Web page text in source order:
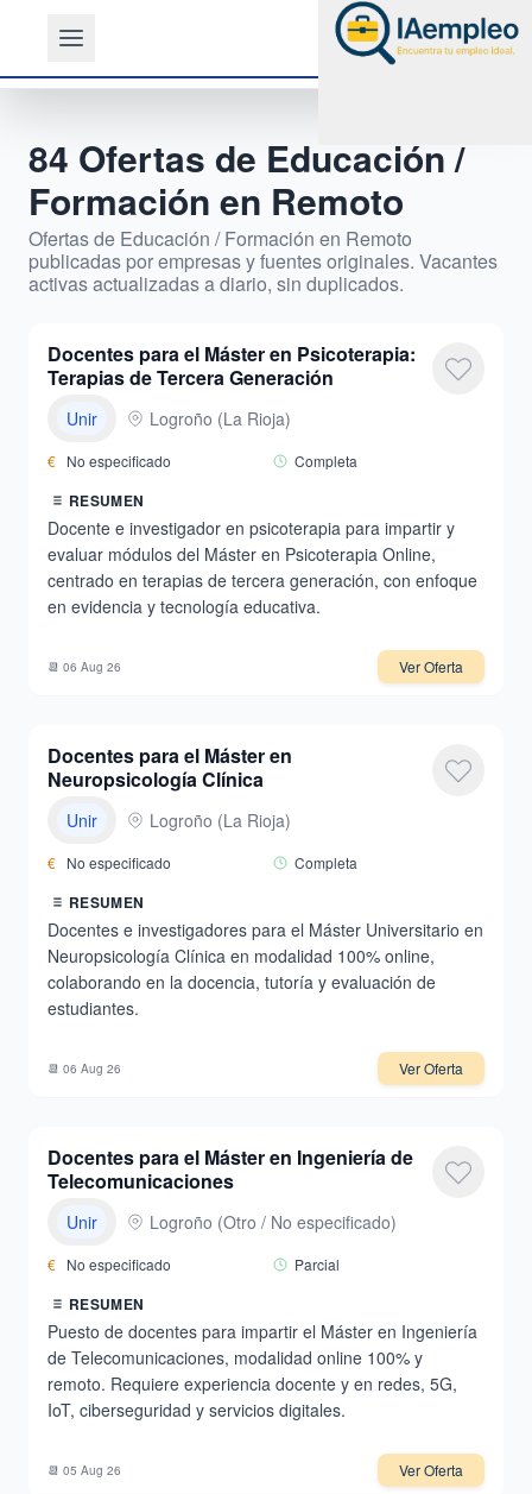
84 Ofertas de Educación /
Formación en Remoto
Ofertas de Educación / Formación en Remoto
publicadas por empresas y fuentes originales. Vacantes
activas actualizadas a diario, sin duplicados.
Docentes para el Máster en Psicoterapia:
Terapias de Tercera Generación
Unir Logroño (La Rioja)
€ No especificado Completa
RESUMEN
Docente e investigador en psicoterapia para impartir y
evaluar módulos del Máster en Psicoterapia Online,
centrado en terapias de tercera generación, con enfoque
en evidencia y tecnología educativa.
📆 06 Aug 26 Ver Oferta
Docentes para el Máster en
Neuropsicología Clínica
Unir Logroño (La Rioja)
€ No especificado Completa
RESUMEN
Docentes e investigadores para el Máster Universitario en
Neuropsicología Clínica en modalidad 100% online,
colaborando en la docencia, tutoría y evaluación de
estudiantes.
📆 06 Aug 26 Ver Oferta
Docentes para el Máster en Ingeniería de
Telecomunicaciones
Unir Logroño (Otro / No especificado)
€ No especificado Parcial
RESUMEN
Puesto de docentes para impartir el Máster en Ingeniería
de Telecomunicaciones, modalidad online 100% y
remoto. Requiere experiencia docente y en redes, 5G,
IoT, ciberseguridad y servicios digitales.
📆 05 Aug 26 Ver Oferta